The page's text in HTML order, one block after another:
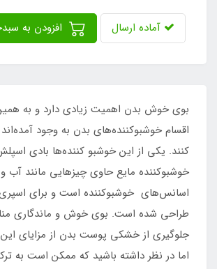
آماده ارسال
بوی خوش بدن اهمیت زیادی دارد و به
اقسام خوشبوکننده‌های بدن به وجود
کنند. یکی از این خوشبو کننده‌ها بادی
خوشبوکننده مایع حاوی چیزهایی مانند آب
اسانس‌های خوشبوکننده است و برای
طراحی شده است. بوی خوش و ماندگاری
جلوگیری از خشکی پوست بدن از مزایای
اما در نظر داشته باشید که ممکن است به